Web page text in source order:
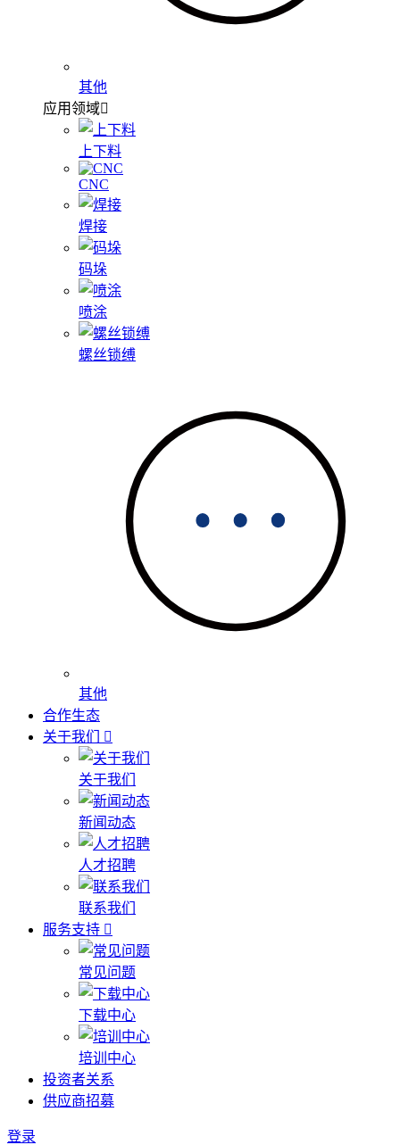
其他
应用领域
上下料
CNC
焊接
码垛
喷涂
螺丝锁缚
其他
合作生态
关于我们
关于我们
新闻动态
人才招聘
联系我们
服务支持
常见问题
下载中心
培训中心
投资者关系
供应商招募
登录